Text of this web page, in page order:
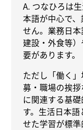
A. つなひろは
本語が中心で
せん。業務日
建設・外食等
要があります。
ただし「働く
募・職場の挨
に関連する基
す。生活日本
せた学習が標準